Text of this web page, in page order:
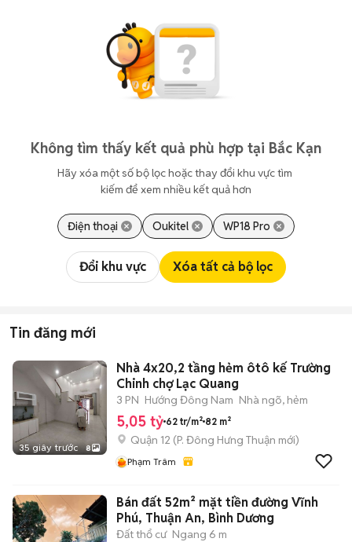
Không tìm thấy kết quả phù hợp tại Bắc Kạn
Hãy xóa một số bộ lọc hoặc thay đổi khu vực tìm
kiếm để xem nhiều kết quả hơn
Điện thoại Oukitel WP18 Pro
Đổi khu vực Xóa tất cả bộ lọc
Tin đăng mới
35 giây trước 8
Nhà 4x20,2 tầng hẻm ôtô kế Trường
Chinh chợ Lạc Quang
3 PN Hướng Đông Nam Nhà ngõ, hẻm
5,05 tỷ 62 tr/m² 82 m²
Quận 12 (P. Đông Hưng Thuận mới)
Phạm Trâm
Bán đất 52m² mặt tiền đường Vĩnh
Phú, Thuận An, Bình Dương
Đất thổ cư Ngang 6 m